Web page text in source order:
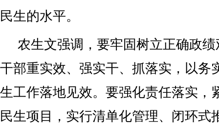
民生的水平。
农生文强调，要牢固树立正确政
干部重实效、强实干、抓落实，以务
生工作落地见效。要强化责任落实，
民生项目，实行清单化管理、闭环式